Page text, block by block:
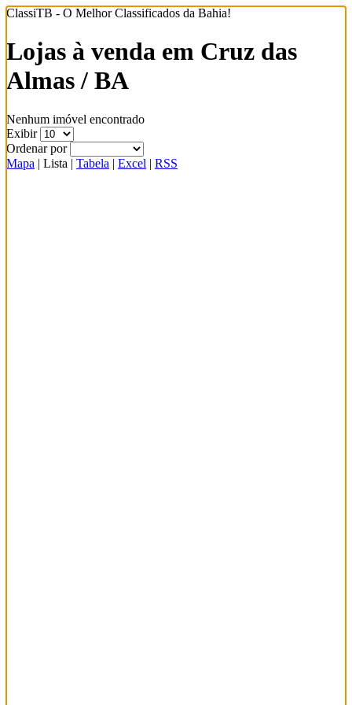
ClassiTB - O Melhor Classificados da Bahia!
Lojas à venda em Cruz das
Almas / BA
Nenhum imóvel encontrado
Exibir
Ordenar por
Mapa | Lista | Tabela | Excel | RSS